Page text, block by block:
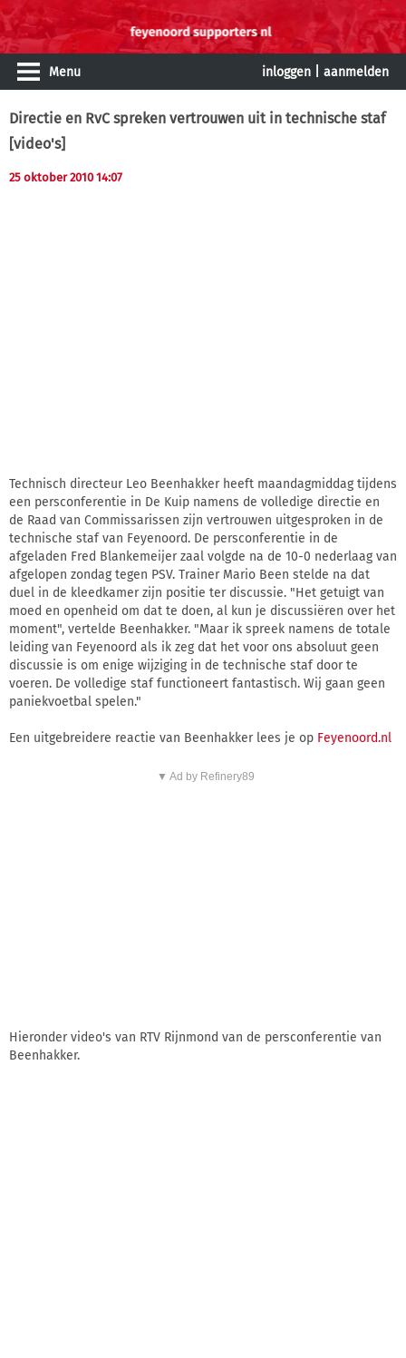
Menu inloggen aanmelden
Directie en RvC spreken vertrouwen uit in technische staf
[video's]
25 oktober 2010 14:07
Technisch directeur Leo Beenhakker heeft maandagmiddag tijdens
een persconferentie in De Kuip namens de volledige directie en
de Raad van Commissarissen zijn vertrouwen uitgesproken in de
technische staf van Feyenoord. De persconferentie in de
afgeladen Fred Blankemeijer zaal volgde na de 10-0 nederlaag van
afgelopen zondag tegen PSV. Trainer Mario Been stelde na dat
duel in de kleedkamer zijn positie ter discussie. "Het getuigt van
moed en openheid om dat te doen, al kun je discussiëren over het
moment", vertelde Beenhakker. "Maar ik spreek namens de totale
leiding van Feyenoord als ik zeg dat het voor ons absoluut geen
discussie is om enige wijziging in de technische staf door te
voeren. De volledige staf functioneert fantastisch. Wij gaan geen
paniekvoetbal spelen."
Een uitgebreidere reactie van Beenhakker lees je op Feyenoord.nl
▼ Ad by Refinery89
Hieronder video's van RTV Rijnmond van de persconferentie van
Beenhakker.